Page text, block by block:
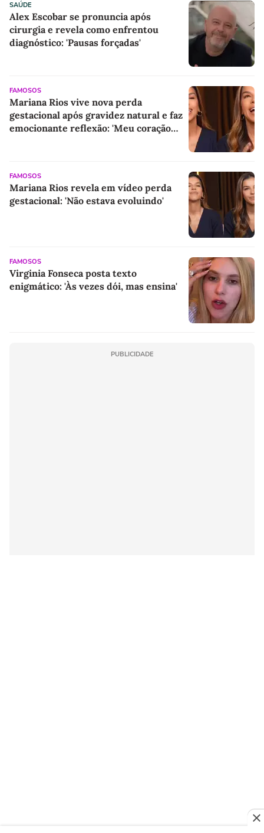
SAÚDE
Alex Escobar se pronuncia após
cirurgia e revela como enfrentou
diagnóstico: 'Pausas forçadas'
FAMOSOS
Mariana Rios vive nova perda
gestacional após gravidez natural e faz
emocionante reflexão: 'Meu coração
FAMOSOS
Mariana Rios revela em vídeo perda
gestacional: 'Não estava evoluindo'
FAMOSOS
Virginia Fonseca posta texto
enigmático: 'Às vezes dói, mas ensina'
PUBLICIDADE